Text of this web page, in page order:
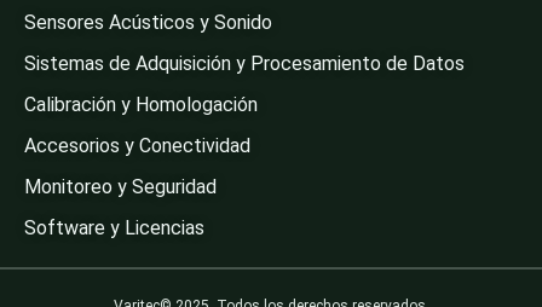
Sensores Acústicos y Sonido
Sistemas de Adquisición y Procesamiento de Datos
Calibración y Homologación
Accesorios y Conectividad
Monitoreo y Seguridad
Software y Licencias